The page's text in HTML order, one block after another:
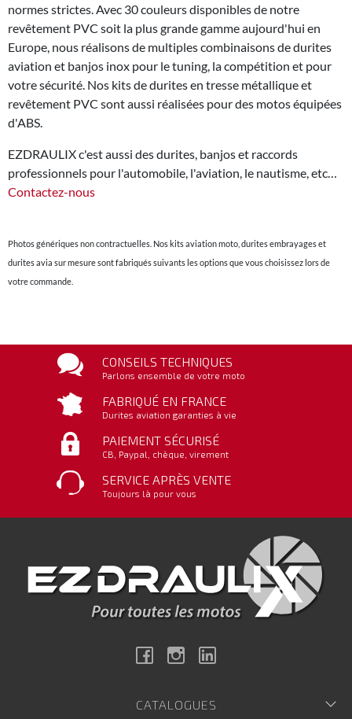
normes strictes. Avec 30 couleurs disponibles de notre
revêtement PVC soit la plus grande gamme aujourd'hui en
Europe, nous réalisons de multiples combinaisons de durites
aviation et banjos inox pour le tuning, la compétition et pour
votre sécurité. Nos kits de durites en tresse métallique et
revêtement PVC sont aussi réalisées pour des motos équipées
d'ABS.
EZDRAULIX c'est aussi des durites, banjos et raccords
professionnels pour l'automobile, l'aviation, le nautisme, etc…
Contactez-nous
Photos génériques non contractuelles. Nos kits aviation moto, durites embrayages et
durites avia sur mesure sont fabriqués suivants les options que vous choisissez lors de
votre commande.
CONSEILS TECHNIQUES
Parlons ensemble de votre moto
FABRIQUÉ EN FRANCE
Durites aviation garanties à vie
PAIEMENT SÉCURISÉ
CB, Paypal, chèque, virement
SERVICE APRÈS VENTE
Toujours là pour vous
FacebookInstagram
CATALOGUES